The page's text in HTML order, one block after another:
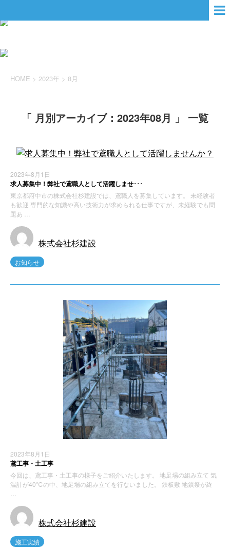
HOME > 2023年 > 8月
「 月別アーカイブ：2023年08月 」 一覧
2023年8月1日
求人募集中！弊社で鳶職人として活躍しませ･･･
東京都府中市の株式会社杉建設では、鳶職人を募集しています。 未経験者
も歓迎 専門的な知識や高い技術力が求められる仕事ですが、未経験でも問
題あ …
株式会社杉建設
お知らせ
2023年8月1日
鳶工事・土工事
今回は、鳶工事・土工事の様子をご紹介いたします。 地足場の組み立て 気
温計が40℃の中、地足場の組み立てを行ないました。 鉄板敷 地鎮祭が終
株式会社杉建設
施工実績